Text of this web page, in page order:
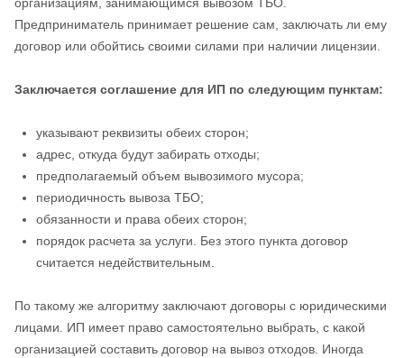
организациям, занимающимся вывозом ТБО.
Предприниматель принимает решение сам, заключать ли ему
договор или обойтись своими силами при наличии лицензии.
Заключается соглашение для ИП по следующим пунктам:
указывают реквизиты обеих сторон;
адрес, откуда будут забирать отходы;
предполагаемый объем вывозимого мусора;
периодичность вывоза ТБО;
обязанности и права обеих сторон;
порядок расчета за услуги. Без этого пункта договор
считается недействительным.
По такому же алгоритму заключают договоры с юридическими
лицами. ИП имеет право самостоятельно выбрать, с какой
организацией составить договор на вывоз отходов. Иногда